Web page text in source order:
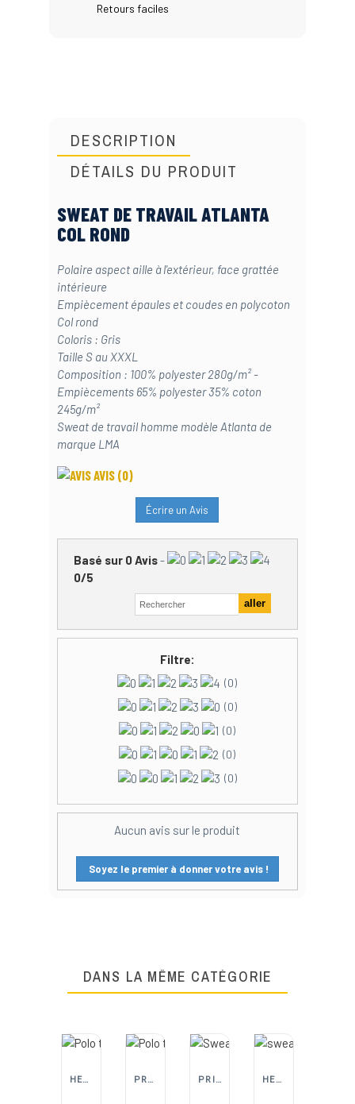
Retours faciles
DESCRIPTION
DÉTAILS DU PRODUIT
SWEAT DE TRAVAIL ATLANTA
COL ROND
Polaire aspect aille à l'extérieur, face grattée
intérieure
Empiècement épaules et coudes en polycoton
Col rond
Coloris : Gris
Taille S au XXXL
Composition : 100% polyester 280g/m² -
Empiècements 65% polyester 35% coton
245g/m²
Sweat de travail homme modèle Atlanta de
marque LMA
AVIS (0)
Écrire un Avis
Basé sur 0Avis-
0/5
Filtre:
(0)
(0)
(0)
(0)
(0)
Aucun avis sur le produit
Soyez le premier à donner votre avis !
DANS LA MÊME CATÉGORIE
HEROCK | PANTALONS, VESTES ET EPI DE TRAVAIL PROJOB PRINTER ACTIVE WEAR HEROCK | PANTALONS, VESTES ET EPI DE TRAVAIL